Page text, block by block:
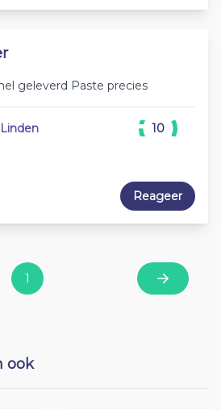
geleverd Paste precies
10
Reageer
1 Next
ook